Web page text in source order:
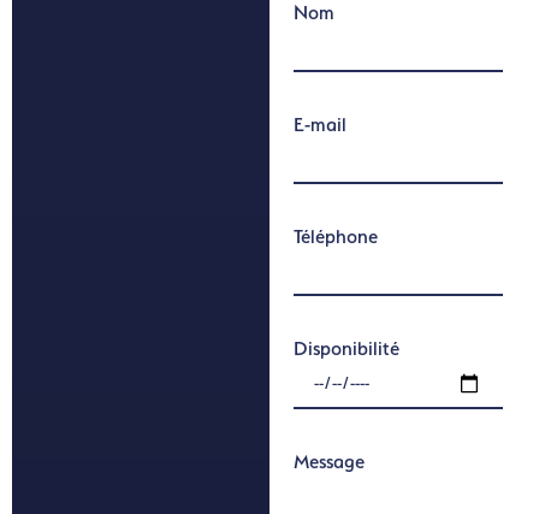
Nom
E-mail
Téléphone
Disponibilité
Message